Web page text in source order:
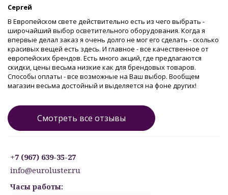
Сергей
В Европейском свете действительно есть из чего выбрать -
широчайший выбор осветительного оборудования. Когда я
впервые делал заказ я очень долго не мог его сделать - сколько
красивых вещей есть здесь. И главное - все качественное от
европейских брендов. Есть много акций, где предлагаются
скидки, цены весьма низкие как для брендовых товаров.
Способы оплаты - все возможные на Ваш выбор. Вообщем
магазин весьма достойный и выделяется на фоне других!
Смотреть все отзывы
+7 (967) 639-35-27
info@euroluster.ru
Часы работы: